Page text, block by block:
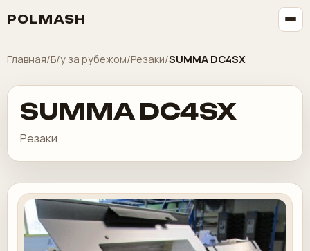
POLMASH
Главная/Б/у за рубежом/Резаки/SUMMA DC4SX
SUMMA DC4SX
Резаки